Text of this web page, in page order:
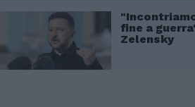
fine a
Zelensky